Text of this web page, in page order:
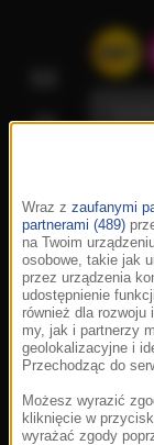
Wraz z zaufanymi
partnerami (489)
na Twoim
osobowe, takie jak
przez urządzenia
udostępnienie
również dla rozwoju
my, jak i partnerzy
geolokalizacyjne i
Przechodząc do
Możesz wyrazić
kliknięcie w
wyrażać zgody